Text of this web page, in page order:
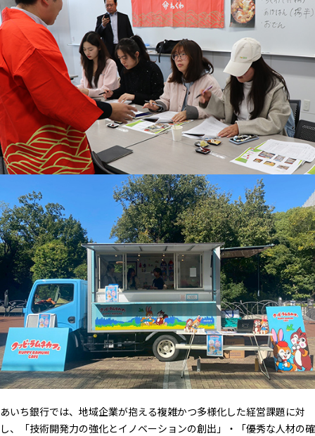
あいち銀行では、地域企業が抱える複雑かつ多様化した経営課題に対
し、「技術開発力の強化とイノベーションの創出」・「優秀な人材の確